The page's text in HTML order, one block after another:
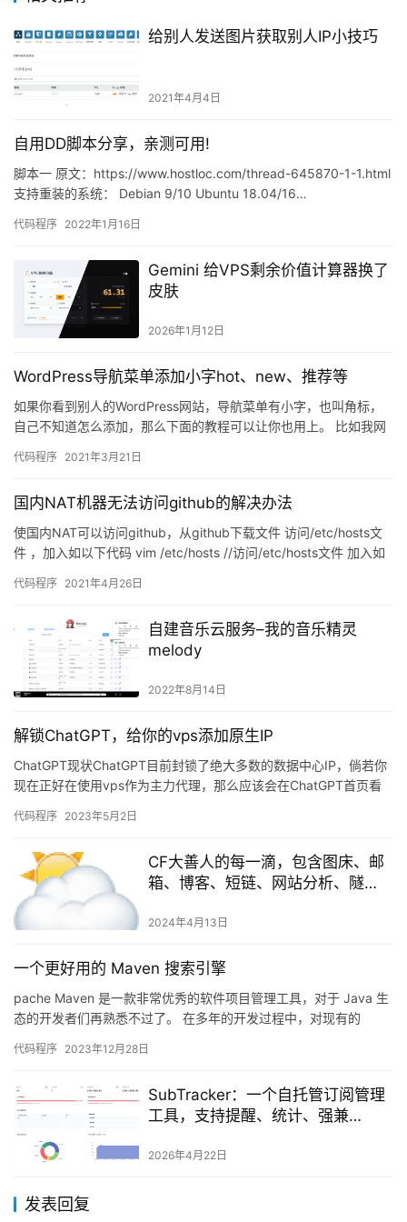
给别人发送图片获取别人IP小技巧
2021年4月4日
自用DD脚本分享，亲测可用!
脚本一 原文：https://www.hostloc.com/thread-645870-1-1.html
支持重装的系统： Debian 9/10 Ubuntu 18.04/16…
代码程序 2022年1月16日
Gemini 给VPS剩余价值计算器换了
皮肤
2026年1月12日
WordPress导航菜单添加小字hot、new、推荐等
如果你看到别人的WordPress网站，导航菜单有小字，也叫角标，
自己不知道怎么添加，那么下面的教程可以让你也用上。 比如我网
代码程序 2021年3月21日
国内NAT机器无法访问github的解决办法
使国内NAT可以访问github，从github下载文件 访问/etc/hosts文
件 ，加入如以下代码 vim /etc/hosts //访问/etc/hosts文件 加入如
代码程序 2021年4月26日
自建音乐云服务–我的音乐精灵
melody
2022年8月14日
解锁ChatGPT，给你的vps添加原生IP
ChatGPT现状ChatGPT目前封锁了绝大多数的数据中心IP，倘若你
现在正好在使用vps作为主力代理，那么应该会在ChatGPT首页看
代码程序 2023年5月2日
CF大善人的每一滴，包含图床、邮
箱、博客、短链、网站分析、隧
2024年4月13日
一个更好用的 Maven 搜索引擎
pache Maven 是一款非常优秀的软件项目管理工具，对于 Java 生
态的开发者们再熟悉不过了。 在多年的开发过程中，对现有的
代码程序 2023年12月28日
SubTracker：一个自托管订阅管理
工具，支持提醒、统计、强兼
2026年4月22日
发表回复